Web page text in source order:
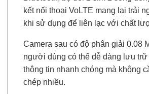
kết nối thoại VoLTE mang lại trải
khi sử dụng để liên lạc với chất
Camera sau có độ phân giải 0.08
người dùng có thể dễ dàng lưu
thông tin nhanh chóng mà không
chép nhiều.